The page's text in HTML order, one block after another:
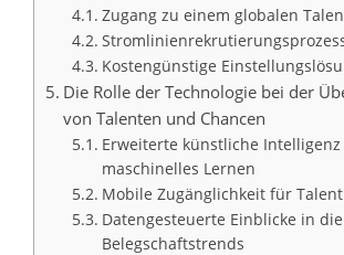
Zugang zu einem globalen
Kostengünstige
Die Rolle der Technologie bei der
von Talenten und Chancen
Erweiterte künstliche
maschinelles Lernen
Mobile Zugänglichkeit für
Datengesteuerte Einblicke in die
Belegschaftstrends